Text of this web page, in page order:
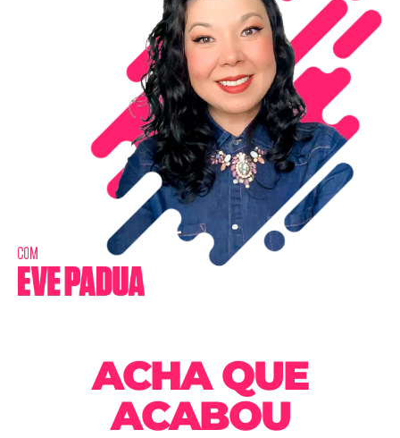
ACHA QUE
ACABOU